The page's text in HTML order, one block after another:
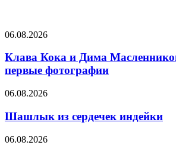
Клава
и
Масленников
—
фотографии
06.08.2026
Клава Кока и Дима
первые фотографии
Шашлык
сердечек
индейки
06.08.2026
Шашлык из сердечек индейки
Du
06.08.2026